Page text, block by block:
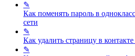
✎
Как поменять пароль в
сети
✎
Как удалить страницу в контакте
✎